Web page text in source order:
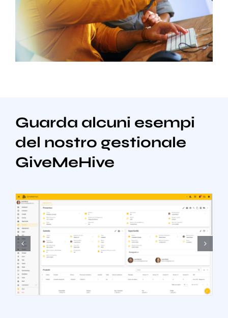
Guarda alcuni esempi
del nostro gestionale
GiveMeHive